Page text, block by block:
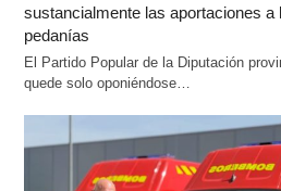
sustancialmente las aportaciones
pedanías
El Partido Popular de la Diputación
quede solo oponiéndose…